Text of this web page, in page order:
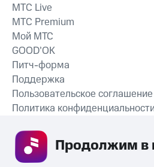
СКАЧАТЬ
MTС Live
MTС Premium
Мой МТС
GOOD’OK
Питч-форма
Поддержка
Пользовательское соглашение
Политика